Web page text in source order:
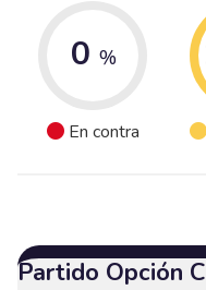
0 %
En contra
Partido Opción